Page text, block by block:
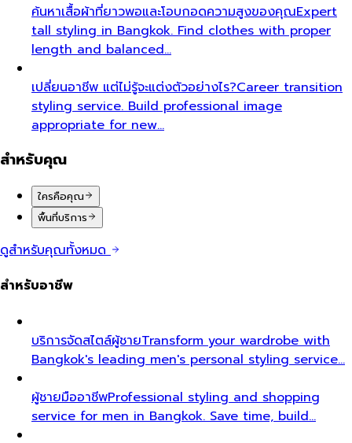
ค้นหาเสื้อผ้าที่ยาวพอและโอบกอดความสูงของคุณExpert
tall styling in Bangkok. Find clothes with proper
length and balanced…
เปลี่ยนอาชีพ แต่ไม่รู้จะแต่งตัวอย่างไร?Career transition
styling service. Build professional image
appropriate for new…
สำหรับคุณ
ใครคือคุณ
พื้นที่บริการ
ดูสำหรับคุณทั้งหมด
สำหรับอาชีพ
บริการจัดสไตล์ผู้ชายTransform your wardrobe with
Bangkok's leading men's personal styling service…
ผู้ชายมืออาชีพProfessional styling and shopping
service for men in Bangkok. Save time, build…